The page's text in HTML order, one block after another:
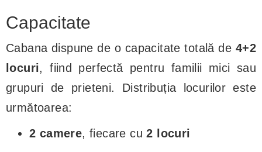
Capacitate
Cabana dispune de o capacitate totală de 4+2
locuri, fiind perfectă pentru familii mici sau
grupuri de prieteni. Distribuția locurilor este
următoarea:
2 camere, fiecare cu2 locuri